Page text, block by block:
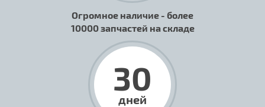
Огромное наличие - более
10000 запчастей на складе
30
дней